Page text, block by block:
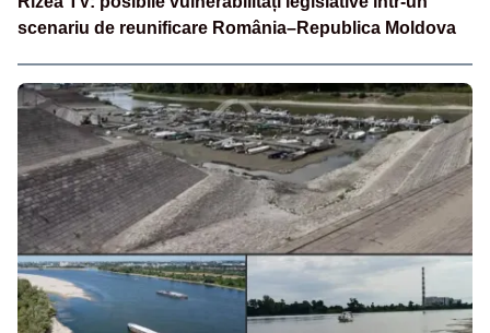
scenariu de reunificare România–Republica Moldova